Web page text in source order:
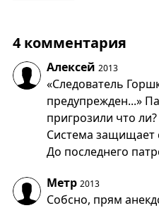
4 комментария
Алексей 2013
«Следователь
предупрежден...»
пригрозили что ли?
Система защищает
До последнего
Метр 2013
Собсно, прям